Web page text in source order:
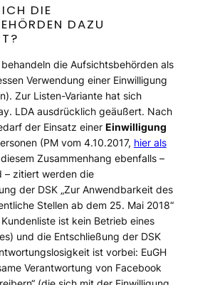
DIE
DAZU
die Aufsichtsbehörden als
Verwendung einer Einwilligung
Zur Listen-Variante hat sich
LDA ausdrücklich geäußert. Nach
der Einsatz einer Einwilligung
(PM vom 4.10.2017, hier als
Zusammenhang ebenfalls –
– zitiert werden die
der DSK „Zur Anwendbarkeit des
Stellen ab dem 25. Mai 2018“
ist kein Betrieb eines
und die Entschließung der DSK
ist vorbei: EuGH
Verantwortung von Facebook